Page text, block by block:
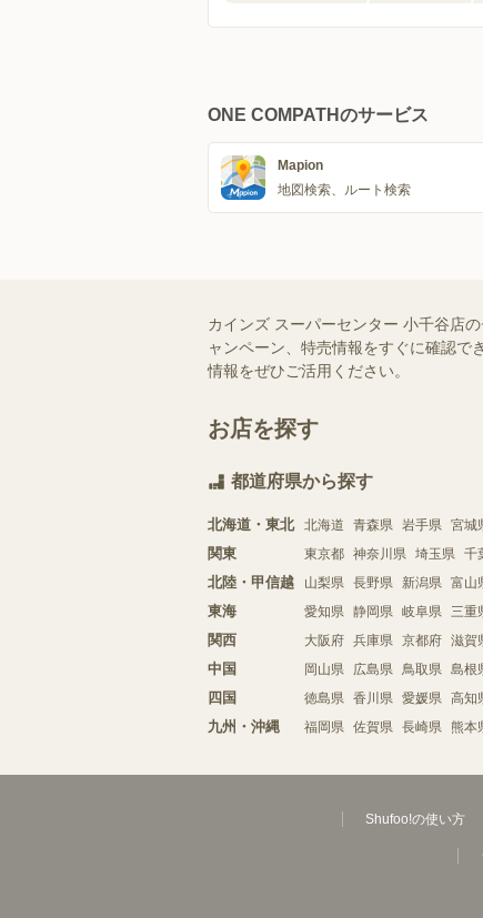
ONE COMPATHのサービス
Mapion
地図検索、ルート検索
カインズ スーパーセンター 小千谷店
ャンペーン、特売情報をすぐに確認で
情報をぜひご活用ください。
お店を探す
都道府県から探す
北海道・東北 北海道 青森県 岩手県 宮城
関東 東京都 神奈川県 埼玉県 千
北陸・甲信越 山梨県 長野県 新潟県 富山
東海 愛知県 静岡県 岐阜県 三重
関西 大阪府 兵庫県 京都府 滋賀
中国 岡山県 広島県 鳥取県 島根
四国 徳島県 香川県 愛媛県 高知
九州・沖縄 福岡県 佐賀県 長崎県 熊本
Shufoo!の使い方